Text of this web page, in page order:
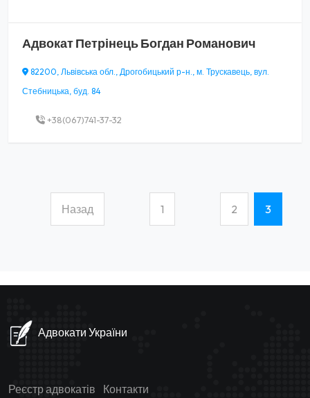
АдвокатПетрінець Богдан Романович
82200, Львівська обл., Дрогобицький р-н., м. Трускавець, вул.
Стебницька, буд. 84
+38(067)741-37-32
Назад 1 2
3
Адвокати України
Реєстр адвокатів Контакти